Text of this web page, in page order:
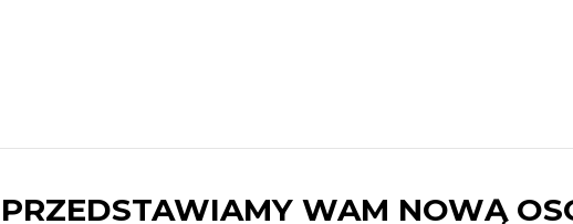
PRZEDSTAWIAMY WAM NOWĄ